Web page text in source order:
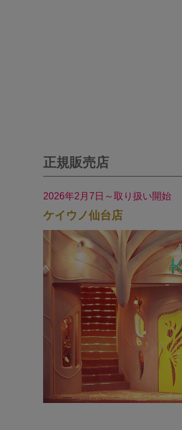
正規販売店
2026年2月7日～取り扱い開始
ケイウノ仙台店